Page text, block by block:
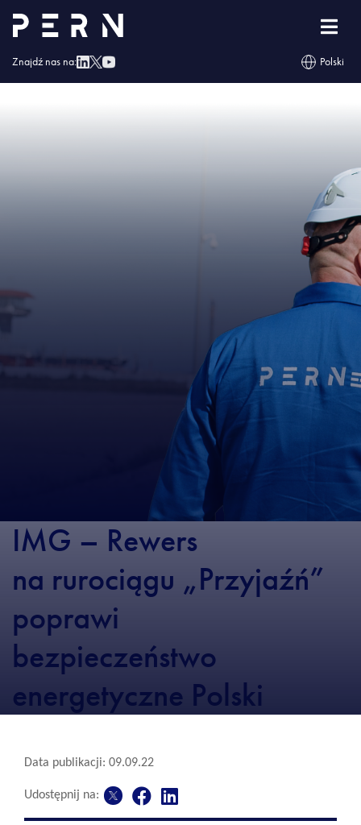
Znajdź nas na: Polski
Strona główna »Rewers na rurociągu „Przyjaźń” poprawi bezpieczeństwo
bezpieczeństwo energetyczne Polski
IMG – Rewers
na rurociągu „Przyjaźń”
poprawi
bezpieczeństwo
energetyczne Polski
Data publikacji: 09.09.22
Udostępnij na: